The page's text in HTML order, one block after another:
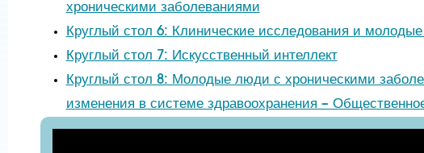
хроническими заболеваниями
Круглый стол 6: Клинические исследования и
Круглый стол 7: Искусственный интеллект
Круглый стол 8: Молодые люди с хроническими
изменения в системе здравоохранения –